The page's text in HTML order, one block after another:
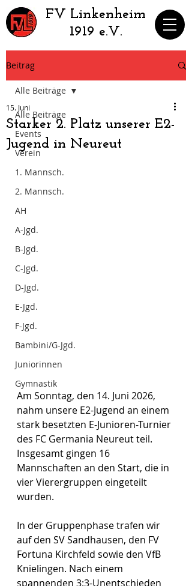
​FV Linkenheim
1919 e.V.
Beitrag
Alle Beiträge
Events
Verein
1. Mannsch.
2. Mannsch.
AH
A-Jgd.
B-Jgd.
C-Jgd.
D-Jgd.
E-Jgd.
F-Jgd.
Bambini/G-Jgd.
Juniorinnen
Gymnastik
Alle Beiträge
Starker 2. Platz unserer E2-
Jugend in Neureut
15. Juni
Am Sonntag, den 14. Juni 2026,
nahm unsere E2-Jugend an einem
stark besetzten E-Junioren-Turnier
des FC Germania Neureut teil.
Insgesamt gingen 16
Mannschaften an den Start, die in
vier Vierergruppen eingeteilt
wurden.
In der Gruppenphase trafen wir
auf den SV Sandhausen, den FV
Fortuna Kirchfeld sowie den VfB
Knielingen. Nach einem
spannenden 3:3-Unentschieden